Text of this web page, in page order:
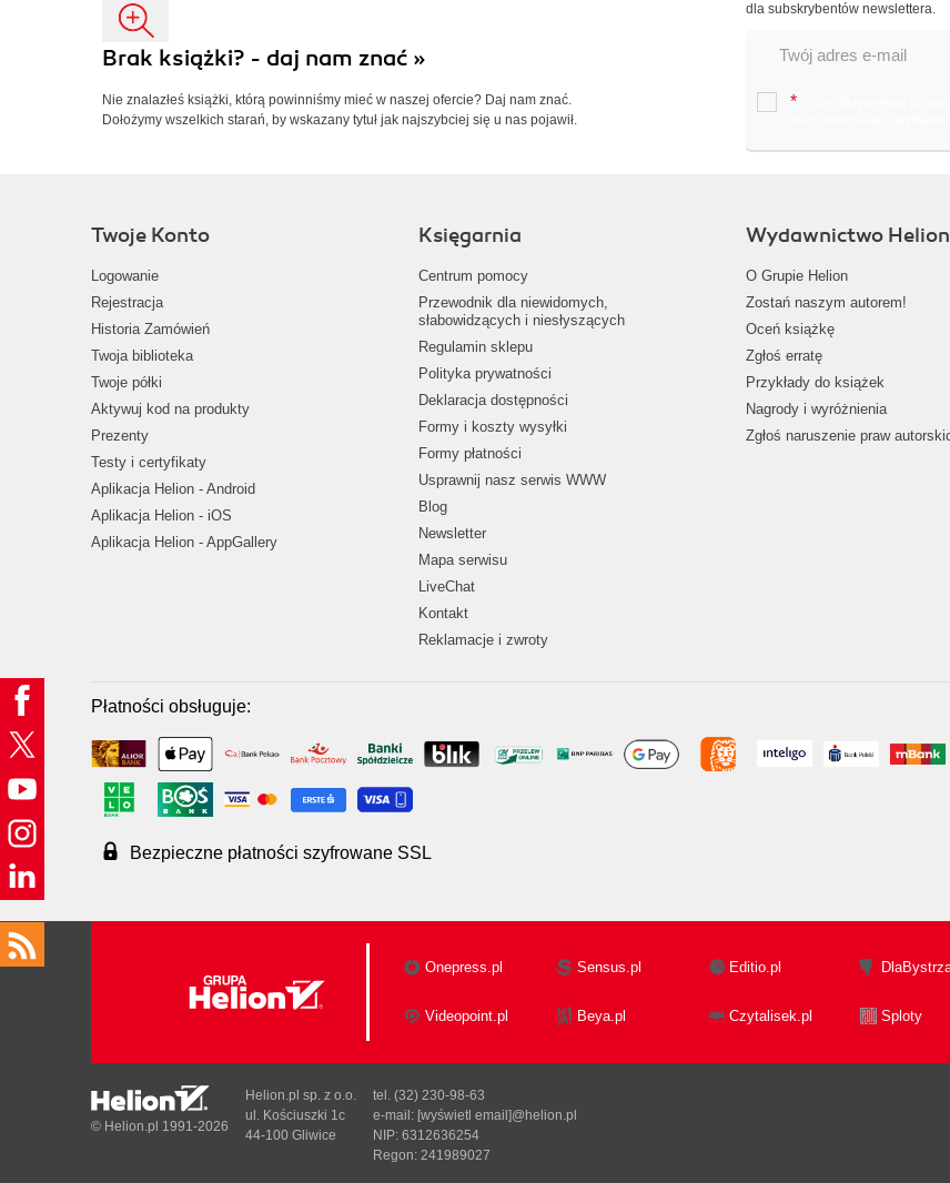
Brak książki? - daj nam znać »
Nie znalazłeś książki, którą powinniśmy mieć w naszej ofercie? Daj nam znać.
Dołożymy wszelkich starań, by wskazany tytuł jak najszybciej się u nas pojawił.
dla subskrybentów newslettera.
*
Twoje Konto
Logowanie
Rejestracja
Historia Zamówień
Twoja biblioteka
Twoje półki
Aktywuj kod na produkty
Prezenty
Testy i certyfikaty
Aplikacja Helion - Android
Aplikacja Helion - iOS
Aplikacja Helion - AppGallery
Księgarnia
Centrum pomocy
Przewodnik dla niewidomych,
słabowidzących i niesłyszących
Regulamin sklepu
Polityka prywatności
Deklaracja dostępności
Formy i koszty wysyłki
Formy płatności
Usprawnij nasz serwis WWW
Blog
Newsletter
Mapa serwisu
LiveChat
Kontakt
Reklamacje i zwroty
Wydawnictwo Helion
O Grupie Helion
Zostań naszym autorem!
Oceń książkę
Zgłoś erratę
Przykłady do książek
Nagrody i wyróżnienia
Zgłoś naruszenie praw
Płatności obsługuje:
Bezpieczne płatności szyfrowane SSL
Onepress.pl Sensus.pl Editio.pl
Videopoint.pl Beya.pl Czytalisek.pl Sploty
© Helion.pl 1991-2026
Helion.pl sp. z o.o.
ul. Kościuszki 1c
44-100 Gliwice
tel. (32) 230-98-63
e-mail: [wyświetl email]@helion.pl
NIP: 6312636254
Regon: 241989027